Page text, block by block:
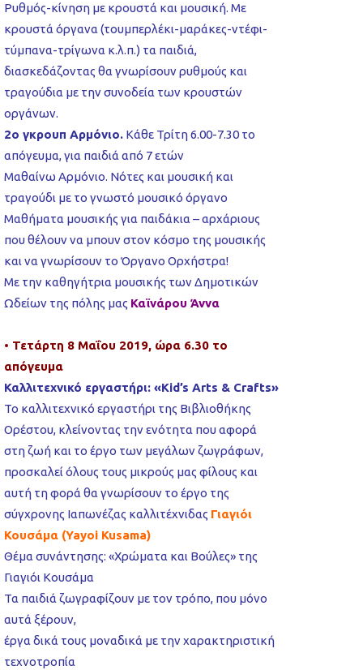
Ρυθμός-κίνηση με κρουστά και μουσική. Με
κρουστά όργανα (τουμπερλέκι-μαράκες-ντέφι-
τύμπανα-τρίγωνα κ.λ.π.) τα παιδιά,
διασκεδάζοντας θα γνωρίσουν ρυθμούς και
τραγούδια με την συνοδεία των κρουστών
οργάνων.
2ο γκρουπ Αρμόνιο. Κάθε Τρίτη 6.00-7.30 το
απόγευμα, για παιδιά από 7 ετών
Μαθαίνω Αρμόνιο. Νότες και μουσική και
τραγούδι με το γνωστό μουσικό όργανο
Μαθήματα μουσικής για παιδάκια – αρχάριους
που θέλουν να μπουν στον κόσμο της μουσικής
και να γνωρίσουν το Όργανο Ορχήστρα!
Με την καθηγήτρια μουσικής των Δημοτικών
Ωδείων της πόλης μας Καϊνάρου Άννα
• Τετάρτη 8 Μαΐου 2019, ώρα 6.30 το
απόγευμα
Καλλιτεχνικό εργαστήρι: «Kid’s Arts & Crafts»
Το καλλιτεχνικό εργαστήρι της Βιβλιοθήκης
Ορέστου, κλείνοντας την ενότητα που αφορά
στη ζωή και το έργο των μεγάλων ζωγράφων,
προσκαλεί όλους τους μικρούς μας φίλους και
αυτή τη φορά θα γνωρίσουν το έργο της
σύγχρονης Ιαπωνέζας καλλιτέχνιδας Γιαγιόι
Κουσάμα (Yayoi Kusama)
Θέμα συνάντησης: «Χρώματα και Βούλες» της
Γιαγιόι Κουσάμα
Τα παιδιά ζωγραφίζουν με τον τρόπο, που μόνο
αυτά ξέρουν,
έργα δικά τους μοναδικά με την χαρακτηριστική
τεχνοτροπία